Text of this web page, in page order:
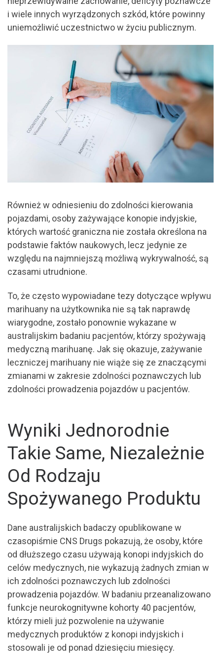
i wiele innych wyrządzonych szkód, które powinny
uniemożliwić uczestnictwo w życiu publicznym.
Również w odniesieniu do zdolności kierowania
pojazdami, osoby zażywające konopie indyjskie,
których wartość graniczna nie została określona na
podstawie faktów naukowych, lecz jedynie ze
względu na najmniejszą możliwą wykrywalność, są
czasami utrudnione.
To, że często wypowiadane tezy dotyczące wpływu
marihuany na użytkownika nie są tak naprawdę
wiarygodne, zostało ponownie wykazane w
australijskim badaniu pacjentów, którzy spożywają
medyczną marihuanę. Jak się okazuje, zażywanie
leczniczej marihuany nie wiąże się ze znaczącymi
zmianami w zakresie zdolności poznawczych lub
zdolności prowadzenia pojazdów u pacjentów.
Wyniki Jednorodnie
Takie Same, Niezależnie
Od Rodzaju
Spożywanego Produktu
Dane australijskich badaczy opublikowane w
czasopiśmie CNS Drugs pokazują, że osoby, które
od dłuższego czasu używają konopi indyjskich do
celów medycznych, nie wykazują żadnych zmian w
ich zdolności poznawczych lub zdolności
prowadzenia pojazdów. W badaniu przeanalizowano
funkcje neurokognitywne kohorty 40 pacjentów,
którzy mieli już pozwolenie na używanie
medycznych produktów z konopi indyjskich i
stosowali je od ponad dziesięciu miesięcy.